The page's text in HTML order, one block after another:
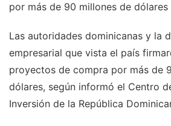
por más de 90 millones de dólares
Las autoridades dominicanas y la
empresarial que vista el país
proyectos de compra por más de
dólares, según informó el Centro
Inversión de la República